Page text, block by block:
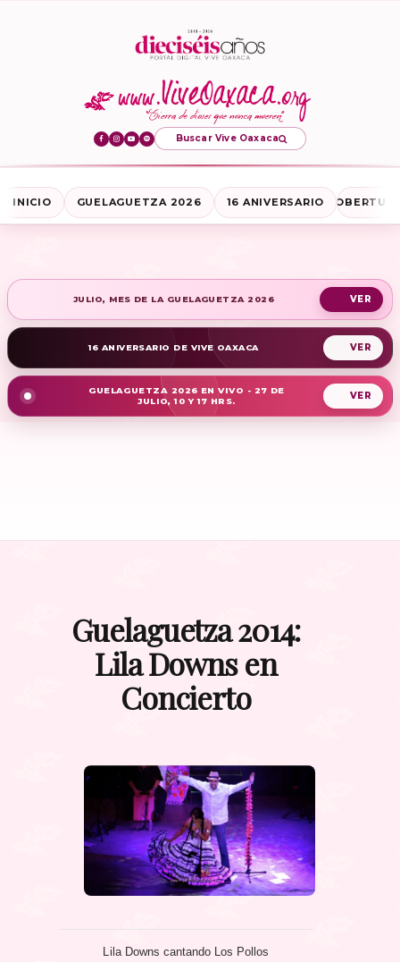
Buscar Vive Oaxaca
INICIO GUELAGUETZA 2026 16 ANIVERSARIO
JULIO, MES DE LA GUELAGUETZA 2026
16 ANIVERSARIO DE VIVE OAXACA
GUELAGUETZA 2026 EN VIVO - 27 DE
JULIO, 10 Y 17 HRS.
Guelaguetza 2014:
Lila Downs en
Concierto
Lila Downs cantando Los Pollos